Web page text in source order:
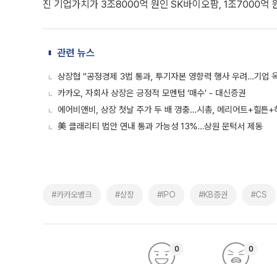
진 기업가치가 3조8000억 원인 SK바이오팜, 1조7000억
관련 뉴스
상장협 "공정경제 3법 통과, 투기자본 영향력 행사 우려…기업
카카오, 자회사 상장은 긍정적 모멘텀 ‘매수’ - 대신증권
에어비앤비, 상장 첫날 주가 두 배 껑충...시총, 메리어트+힐튼+
美 클래리티 법안 연내 통과 가능성 13%…상원 문턱서 제동
#카카오뱅크 #상장 #IPO #KB증권 #CS
0 0